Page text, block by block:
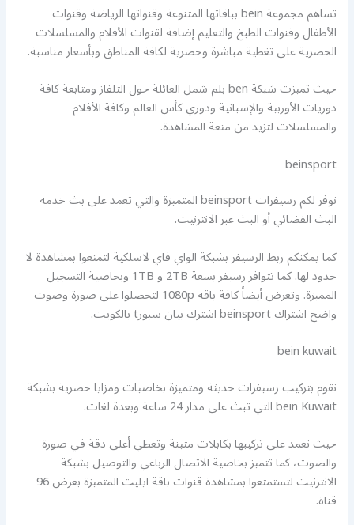
تساهم مجموعة bein بباقاتها المتنوعة وقنواتها الرياضة وقنوات
الأطفال وقنوات الطبخ والتعليم إضافة لقنوات الأفلام والمسلسلات
الحصرية على تغطية مباشرة وحصرية لكافة المناطق وبأسعار مناسبة.
حيث تميزت شبكة ben بلم شمل العائلة حول التلفاز ومتابعة كافة
دوريات الأوربية والإسبانية ودوري كأس العالم وكافة الأفلام
والمسلسلات لتزيد من متعة المشاهدة.
beinsport
نوفر لكم رسيفرات beinsport المتميزة والتي تعمد على بث خدمه
البث الفضائي أو البث عبر الانترنيت.
كما يمكنكم ربط الرسيفر بشبكة الواي فاي لاسلكية لتمتعوا بمشاهدة لا
حدود لها. كما تتوافر رسيفر بسعة 2TB و 1TB وبخاصية التسجيل
المميزة. وتعرض أيضاً كافة باقه 1080p لتحصلوا على صورة وصوت
واضح اشتراك beinsport اشترك بيان سبورt بالكويت.
bein kuwait
نقوم بتركيب رسيفرات حديثة ومتميزة بخاصيات ومزايا حصرية بشبكة
bein Kuwait التي تبث على مدار 24 ساعة وبعدة لغات.
حيث نعمد على تركيبها بكابلات متينة وتعطي أعلى دقة في صورة
والصوت، كما تتميز بخاصية الاتصال الرباعي والتوصيل بشبكة
الانترنيت لتستمتعوا بمشاهدة قنوات باقة ايليت المتميزة بعرض 96
قناة.